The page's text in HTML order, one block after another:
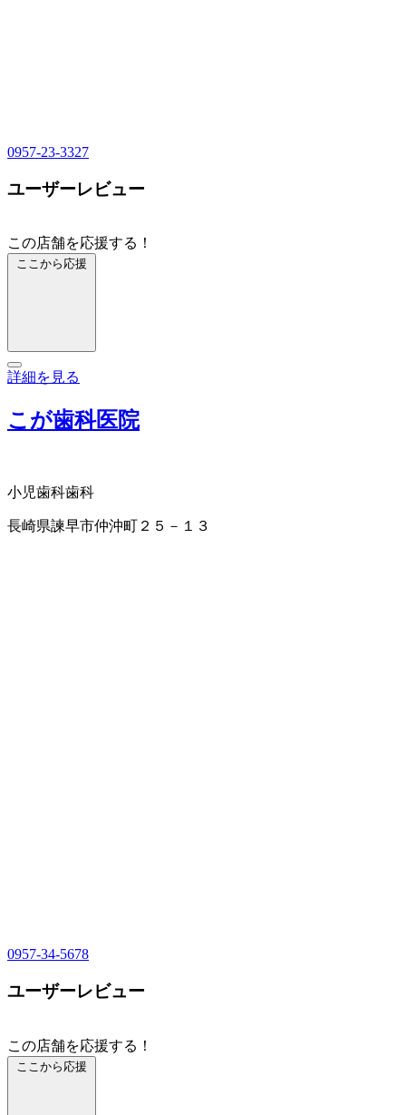
0957-23-3327
ユーザーレビュー
この店舗を応援する！
ここから応援
詳細を見る
こが歯科医院
小児歯科歯科
長崎県諫早市仲沖町２５－１３
0957-34-5678
ユーザーレビュー
この店舗を応援する！
ここから応援